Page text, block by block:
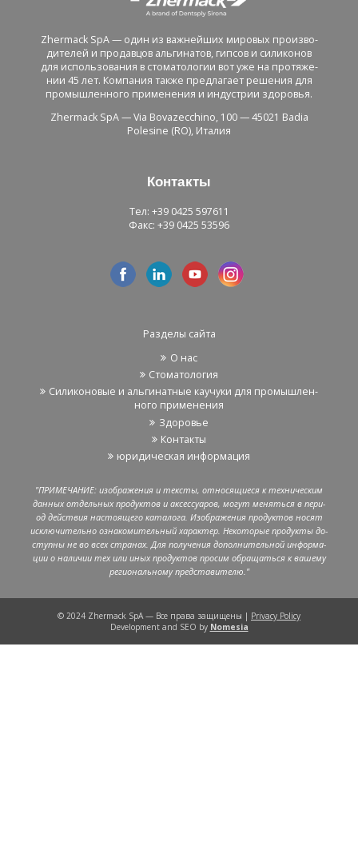
Zhermack SpA — один из важ­ней­ших ми­ро­вых про­из­во­
ди­те­лей и про­дав­цов аль­ги­на­тов, гип­сов и си­ли­ко­нов
для ис­поль­зо­ва­ния в сто­ма­то­ло­гии вот уже на про­тя­же­
нии 45 лет. Ком­па­ния также пред­ла­га­ет ре­ше­ния для
про­мыш­лен­но­го при­ме­не­ния и ин­ду­стрии здо­ро­вья.
Zhermack SpA — Via Bovazecchino, 100 — 45021 Badia
Polesine (RO), Ита­лия
Кон­так­ты
Тел: +39 0425 597611
Факс: +39 0425 53596
Раз­де­лы сайта
О нас
Сто­ма­то­ло­гия
Си­ли­ко­но­вые и аль­ги­нат­ные ка­у­чу­ки для про­мыш­лен­
но­го при­ме­не­ния
Здо­ро­вье
Кон­так­ты
юри­ди­че­ская ин­фор­ма­ция
"ПРИ­МЕ­ЧА­НИЕ: изоб­ра­же­ния и тек­сты, от­но­ся­щи­е­ся к тех­ни­че­ским
дан­ных от­дель­ных про­дук­тов и ак­сес­су­а­ров, могут ме­нять­ся в пе­ри­
од дей­ствия на­сто­я­ще­го ка­та­ло­га. Изоб­ра­же­ния про­дук­тов носят
ис­клю­чи­тель­но озна­ко­ми­тель­ный ха­рак­тер. Неко­то­рые про­дук­ты до­
ступ­ны не во всех стра­нах. Для по­лу­че­ния до­пол­ни­тель­ной ин­фор­ма­
ции о на­ли­чии тех или иных про­дук­тов про­сим об­ра­щать­ся к ва­ше­му
ре­ги­о­наль­но­му пред­ста­ви­те­лю."
© 2024 Zhermack SpA — Все права за­щи­ще­ны | Privacy Policy
Development and SEO by Nomesia